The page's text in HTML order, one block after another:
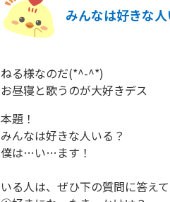
みんなは好きな人
ねる様なのだ(*^-^*)
お昼寝と歌うのが大好きデス
本題！
みんなは好きな人いる？
僕は…い…ます！
いる人は、ぜひ下の質問に答え